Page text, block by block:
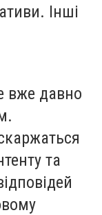
Інші
вже давно
та